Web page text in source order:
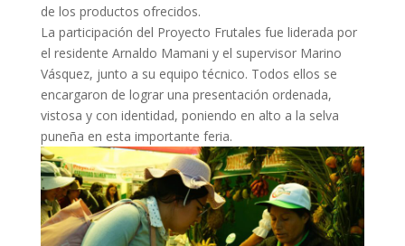
de los productos ofrecidos.
La participación del Proyecto Frutales fue liderada por
el residente Arnaldo Mamani y el supervisor Marino
Vásquez, junto a su equipo técnico. Todos ellos se
encargaron de lograr una presentación ordenada,
vistosa y con identidad, poniendo en alto a la selva
puneña en esta importante feria.